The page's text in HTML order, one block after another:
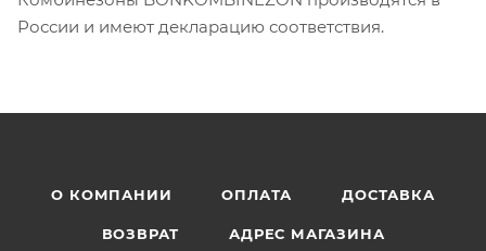
России и имеют декларацию соответствия.
О КОМПАНИИ ОПЛАТА ДОСТАВКА
ВОЗВРАТ АДРЕС МАГАЗИНА